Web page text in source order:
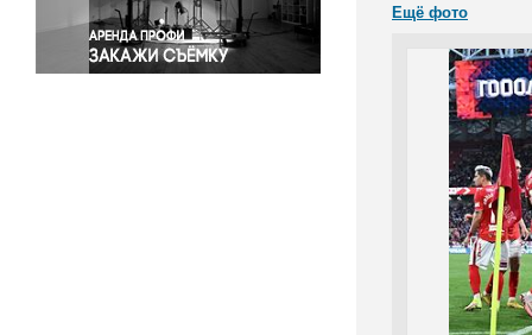
Экономика и бизнес
Ещё фото